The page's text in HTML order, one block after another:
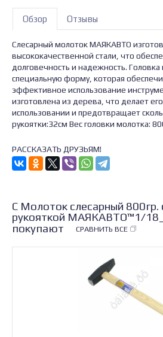
Обзор Отзывы
Слесарный молоток МАЯКАВТО
высококачественной стали, что
долговечность и надежность.
специальную форму, которая
эффективное использование
изготовлена из дерева, что делает
использовании и предотвращает
рукоятки:32см Вес головки молотка:
РАССКАЗАТЬ ДРУЗЬЯМ!
С Молоток слесарный 800гр.
рукояткой МАЯКАВТО™1/
покупают
СРАВНИТЬ ВСЕ